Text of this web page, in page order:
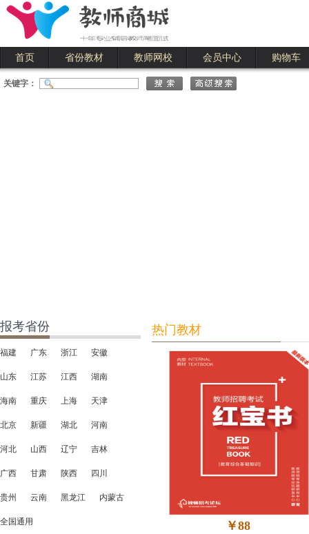
首页 省份教材 教师网校 会员中心 购物车
关键字：
报考省份
福建 广东 浙江 安徽
山东 江苏 江西 湖南
海南 重庆 上海 天津
北京 新疆 湖北 河南
河北 山西 辽宁 吉林
广西 甘肃 陕西 四川
贵州 云南 黑龙江 内蒙古
全国通用
热门教材
￥88